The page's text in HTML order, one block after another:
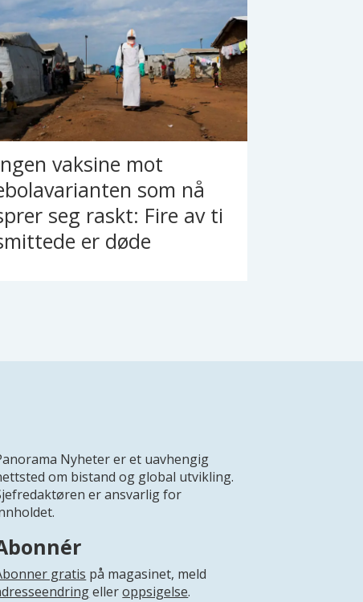
vaksine mot
som nå
seg raskt: Fire av ti
er døde
Nyheter er et uavhengig
om bistand og global utvikling.
er ansvarlig for
gratis på magasinet, meld
elleroppsigelse.